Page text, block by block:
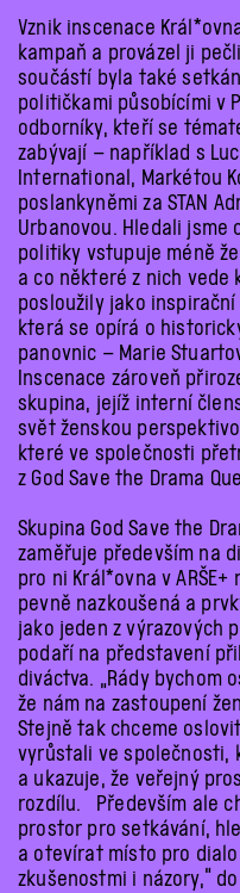
Vznik inscenace
kampaň a provázel ji
součástí byla také
političkami působícími v
odborníky, kteří se
zabývají – například s
International, Markétou
poslankyněmi za STAN
Urbanovou. Hledali jsme
politiky vstupuje méně
a co některé z nich vede
posloužily jako
která se opírá o
panovnic – Marie
Inscenace zároveň
skupina, jejíž interní
svět ženskou
které ve společnosti
z God Save the Drama
Skupina God Save the
zaměřuje především na
pro ni Král*ovna v
pevně nazkoušená a
jako jeden z výrazových
podaří na představení
diváctva. „Rády bychom
že nám na zastoupení
Stejně tak chceme
vyrůstali ve společnosti,
a ukazuje, že veřejný
rozdílu. Především ale
prostor pro setkávání,
a otevírat místo pro
zkušenostmi i názory,“